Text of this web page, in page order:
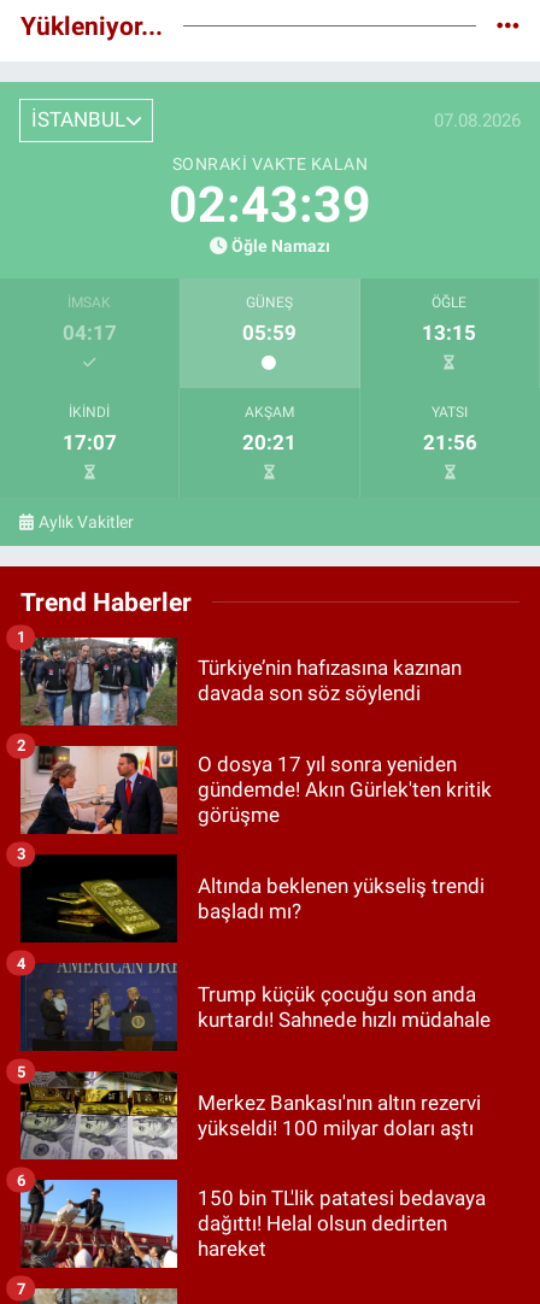
Yükleniyor...
İSTANBUL 07.08.2026
SONRAKI VAKTE KALAN
02:43:38
Öğle Namazı
İMSAK
04:17
GÜNEŞ
05:59
ÖĞLE
13:15
İKINDI
17:07
AKŞAM
20:21
YATSI
21:56
Aylık Vakitler
Trend Haberler
Türkiye’nin hafızasına kazınan
davada son söz söylendi
1
O dosya 17 yıl sonra yeniden
gündemde! Akın Gürlek'ten kritik
görüşme
2
Altında beklenen yükseliş trendi
başladı mı?
3
Trump küçük çocuğu son anda
kurtardı! Sahnede hızlı müdahale
4
Merkez Bankası'nın altın rezervi
yükseldi! 100 milyar doları aştı
5
150 bin TL'lik patatesi bedavaya
dağıttı! Helal olsun dedirten
hareket
6
7